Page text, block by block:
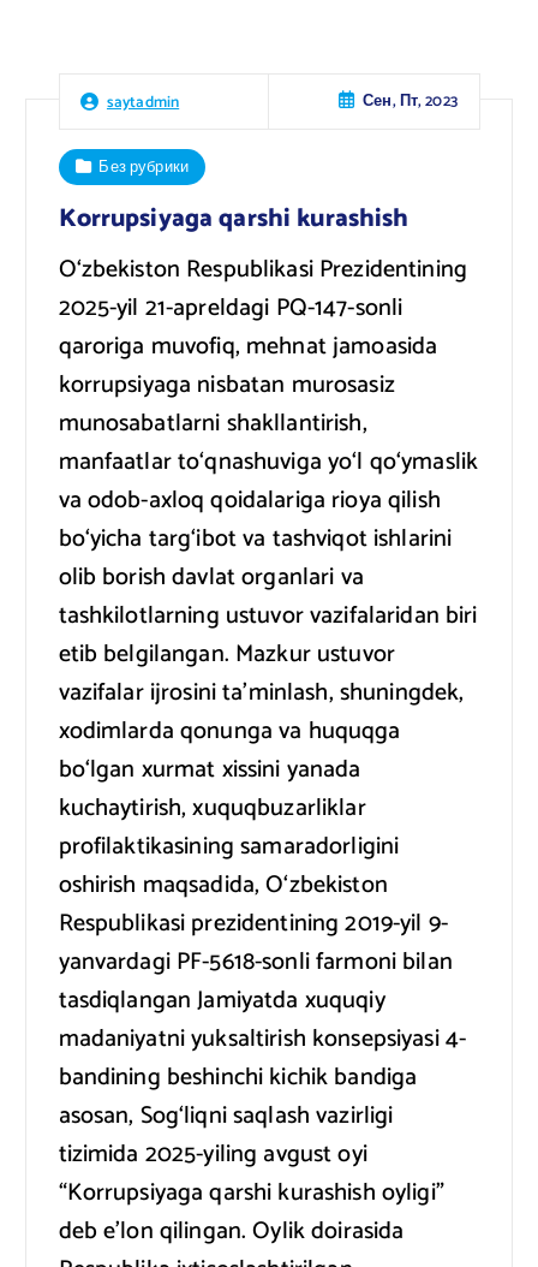
saytadmin Сен, Пт, 2023
Без рубрики
Korrupsiyaga qarshi kurashish
O‘zbekiston Respublikasi Prezidentining
2025-yil 21-apreldagi PQ-147-sonli
qaroriga muvofiq, mehnat jamoasida
korrupsiyaga nisbatan murosasiz
munosabatlarni shakllantirish,
manfaatlar to‘qnashuviga yo‘l qo‘ymaslik
va odob-axloq qoidalariga rioya qilish
bo‘yicha targ‘ibot va tashviqot ishlarini
olib borish davlat organlari va
tashkilotlarning ustuvor vazifalaridan biri
etib belgilangan. Mazkur ustuvor
vazifalar ijrosini ta’minlash, shuningdek,
xodimlarda qonunga va huquqga
bo‘lgan xurmat xissini yanada
kuchaytirish, xuquqbuzarliklar
profilaktikasining samaradorligini
oshirish maqsadida, O‘zbekiston
Respublikasi prezidentining 2019-yil 9-
yanvardagi PF-5618-sonli farmoni bilan
tasdiqlangan Jamiyatda xuquqiy
madaniyatni yuksaltirish konsepsiyasi 4-
bandining beshinchi kichik bandiga
asosan, Sog‘liqni saqlash vazirligi
tizimida 2025-yiling avgust oyi
“Korrupsiyaga qarshi kurashish oyligi”
deb e’lon qilingan. Oylik doirasida